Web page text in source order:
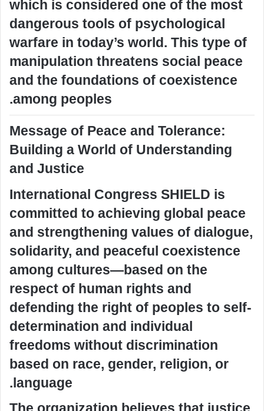
which is considered one of the most
dangerous tools of psychological
warfare in today’s world. This type of
manipulation threatens social peace
and the foundations of coexistence
among peoples.
Message of Peace and Tolerance:
Building a World of Understanding
and Justice
International Congress SHIELD is
committed to achieving global peace
and strengthening values of dialogue,
solidarity, and peaceful coexistence
among cultures—based on the
respect of human rights and
defending the right of peoples to self-
determination and individual
freedoms without discrimination
based on race, gender, religion, or
language.